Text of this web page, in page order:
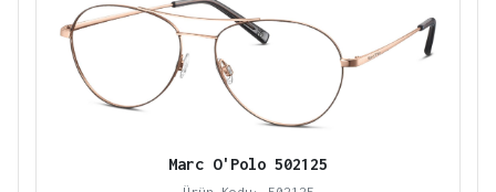
Marc O'Polo 502125